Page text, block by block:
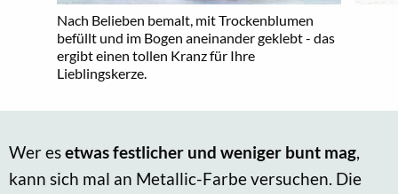
Nach Belieben bemalt, mit Trockenblumen
befüllt und im Bogen aneinander geklebt - das
ergibt einen tollen Kranz für Ihre
Lieblingskerze.
Wer esetwas festlicher und weniger bunt mag,
kann sich mal an Metallic-Farbe versuchen. Die